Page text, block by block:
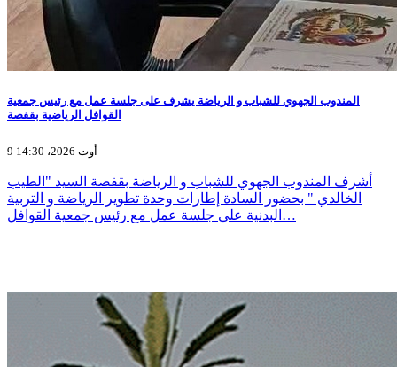
المندوب الجهوي للشباب و الرياضة يشرف على جلسة عمل مع رئيس جمعية
القوافل الرياضية بقفصة
9 أوت 2026، 14:30
أشرف المندوب الجهوي للشباب و الرياضة بقفصة السيد "الطيب
الخالدي " بحضور السادة إطارات وحدة تطوير الرياضة و التربية
البدنية على جلسة عمل مع رئيس جمعية القوافل…